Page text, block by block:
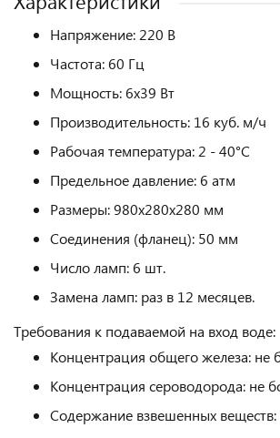
Напряжение: 220 В
Частота: 60 Гц
Мощность: 6х39 Вт
Производительность: 16 куб. м/ч
Рабочая температура: 2 - 40°С
Предельное давление: 6 атм
Размеры: 980х280х280 мм
Соединения (фланец): 50 мм
Число ламп: 6 шт.
Замена ламп: раз в 12 месяцев.
Требования к подаваемой на вход воде:
Концентрация общего железа: не
Концентрация сероводорода: не
Содержание взвешенных